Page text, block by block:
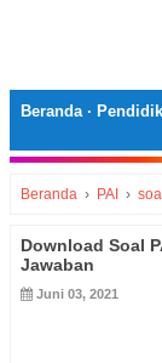
Beranda·
Beranda › PAI › soal
Download Soal
Jawaban
Juni 03, 2021